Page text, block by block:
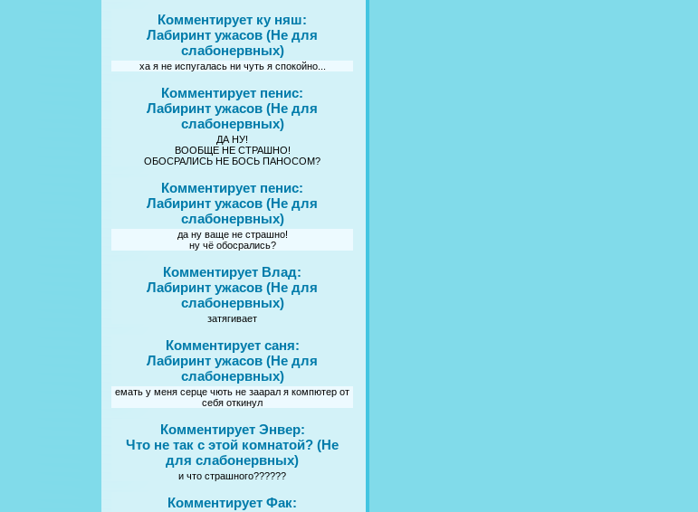
Комментирует ку няш:
Лабиринт ужасов (Не для
слабонервных)
ха я не испугалась ни чуть я спокойно...
Комментирует пенис:
Лабиринт ужасов (Не для
слабонервных)
ДА НУ!
ВООБЩЕ НЕ СТРАШНО!
ОБОСРАЛИСЬ НЕ БОСЬ ПАНОСОМ?
Комментирует пенис:
Лабиринт ужасов (Не для
слабонервных)
да ну ваще не страшно!
ну чё обосрались?
Комментирует Влад:
Лабиринт ужасов (Не для
слабонервных)
затягивает
Комментирует саня:
Лабиринт ужасов (Не для
слабонервных)
емать у меня серце чють не заарал я компютер от
себя откинул
Комментирует Энвер:
Что не так с этой комнатой? (Не
для слабонервных)
и что страшного??????
Комментирует Фак: